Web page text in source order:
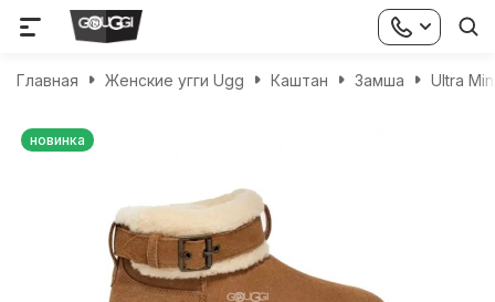
Главная Женские угги Ugg Каштан Замша Ultra
новинка